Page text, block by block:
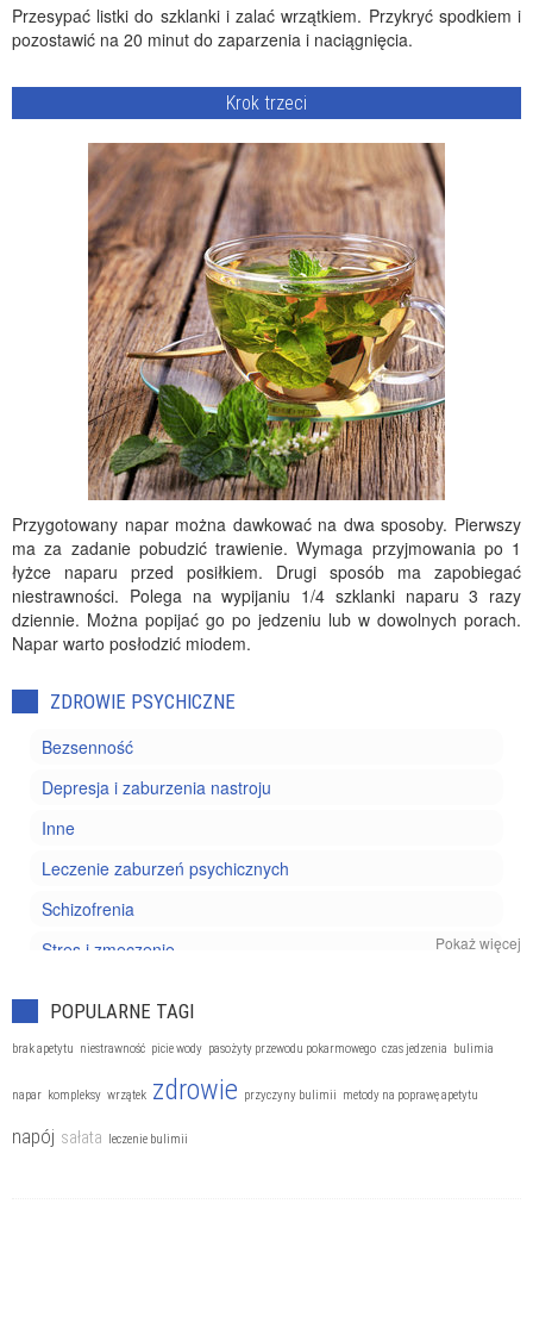
Przesypać listki do szklanki i zalać wrzątkiem. Przykryć spodkiem i
pozostawić na 20 minut do zaparzenia i naciągnięcia.
Krok trzeci
Przygotowany napar można dawkować na dwa sposoby. Pierwszy
ma za zadanie pobudzić trawienie. Wymaga przyjmowania po 1
łyżce naparu przed posiłkiem. Drugi sposób ma zapobiegać
niestrawności. Polega na wypijaniu 1/4 szklanki naparu 3 razy
dziennie. Można popijać go po jedzeniu lub w dowolnych porach.
Napar warto posłodzić miodem.
ZDROWIE PSYCHICZNE
Bezsenność
Depresja i zaburzenia nastroju
Inne
Leczenie zaburzeń psychicznych
Schizofrenia
Stres i zmęczenie
Pokaż więcej
POPULARNE TAGI
brak apetytu niestrawność picie wody pasożyty przewodu pokarmowego czas jedzenia bulimia
napar kompleksy wrzątek zdrowie przyczyny bulimii metody na poprawę apetytu
napój sałata leczenie bulimii